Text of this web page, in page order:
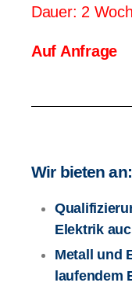
Dauer: 2
Auf Anfrage
Wir bieten an:
Elektrik
Metall und
laufendem